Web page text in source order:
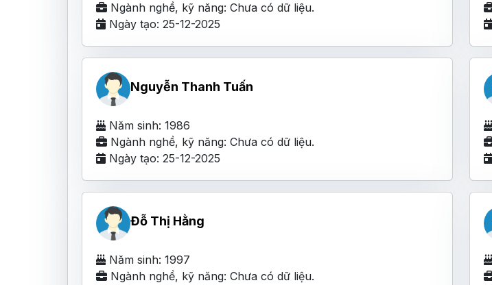
Ngành nghề, kỹ năng: Chưa có dữ liệu.
Ngày tạo: 25-12-2025
Nguyễn Thanh Tuấn
Năm sinh: 1986
Ngành nghề, kỹ năng: Chưa có dữ liệu.
Ngày tạo: 25-12-2025
Đỗ Thị Hằng
Năm sinh: 1997
Ngành nghề, kỹ năng: Chưa có dữ liệu.